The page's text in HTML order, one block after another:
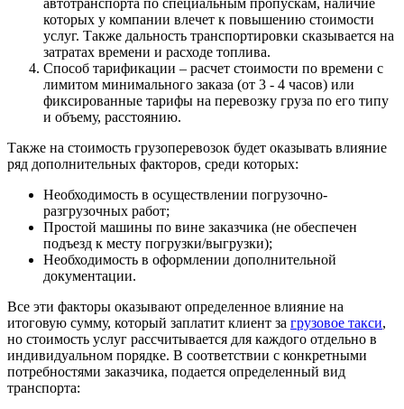
которых у компании влечет к повышению стоимости
услуг. Также дальность транспортировки сказывается на
затратах времени и расходе топлива.
Способ тарификации – расчет стоимости по времени с
лимитом минимального заказа (от 3 - 4 часов) или
фиксированные тарифы на перевозку груза по его типу
и объему, расстоянию.
Также на стоимость грузоперевозок будет оказывать влияние
ряд дополнительных факторов, среди которых:
Необходимость в осуществлении погрузочно-
разгрузочных работ;
Простой машины по вине заказчика (не обеспечен
подъезд к месту погрузки/выгрузки);
Необходимость в оформлении дополнительной
документации.
Все эти факторы оказывают определенное влияние на
итоговую сумму, который заплатит клиент за грузовое такси,
но стоимость услуг рассчитывается для каждого отдельно в
индивидуальном порядке. В соответствии с конкретными
потребностями заказчика, подается определенный вид
транспорта: